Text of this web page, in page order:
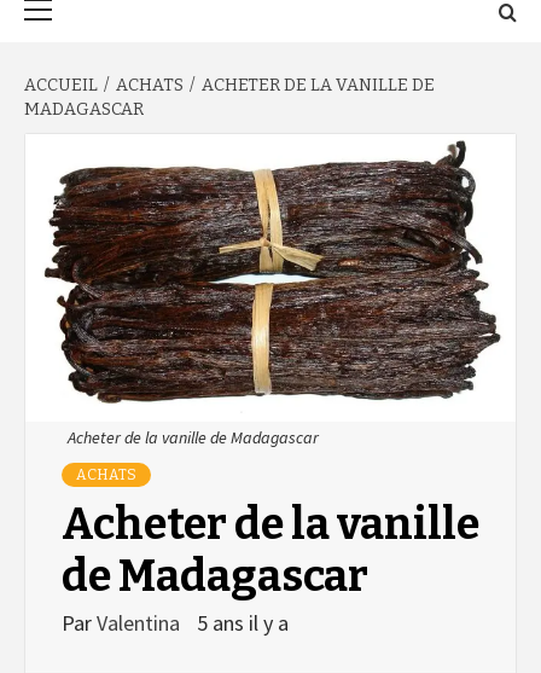
ACCUEIL ACHATS
ACHETER DE LA VANILLE DE
MADAGASCAR
Acheter de la vanille de Madagascar
ACHATS
Acheter de la vanille
de Madagascar
ParValentina 5 ans il y a